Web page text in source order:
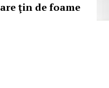
ţin de foame